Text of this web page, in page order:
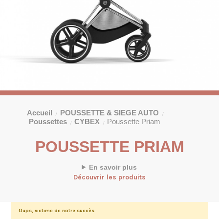
Accueil
POUSSETTE & SIEGE AUTO
Poussettes
CYBEX Poussette Priam
POUSSETTE PRIAM
En savoir plus
Découvrir les produits
Oups, victime de notre succès